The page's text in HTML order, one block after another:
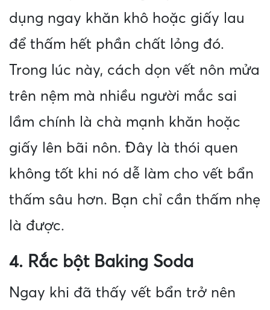
dụng ngay khăn khô hoặc giấy lau
để thấm hết phần chất lỏng đó.
Trong lúc này, cách dọn vết nôn mửa
trên nệm mà nhiều người mắc sai
lầm chính là chà mạnh khăn hoặc
giấy lên bãi nôn. Đây là thói quen
không tốt khi nó dễ làm cho vết bẩn
thấm sâu hơn. Bạn chỉ cần thấm nhẹ
là được.
4. Rắc bột Baking Soda
Ngay khi đã thấy vết bẩn trở nên